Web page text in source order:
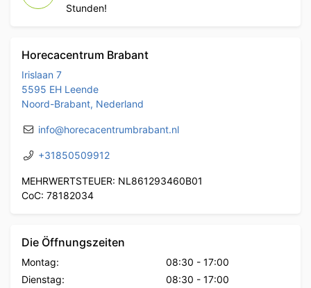
Stunden!
Horecacentrum Brabant
Irislaan 7
5595 EH Leende
Noord-Brabant, Nederland
info@horecacentrumbrabant.nl
+31850509912
MEHRWERTSTEUER: NL861293460B01
CoC: 78182034
Die Öffnungszeiten
Montag: 08:30 - 17:00
Dienstag:
08:30 - 17:00